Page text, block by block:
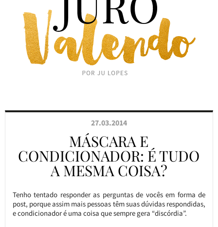
27.03.2014
MÁSCARA E
CONDICIONADOR: É TUDO
A MESMA COISA?
Tenho tentado responder as perguntas de vocês em forma de
post, porque assim mais pessoas têm suas dúvidas respondidas,
e condicionador é uma coisa que sempre gera “discórdia”.